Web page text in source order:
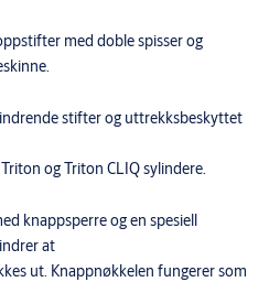
med doble spisser og
stifter og uttrekksbeskyttet
og Triton CLIQ sylindere.
knappsperre og en spesiell
at
ut. Knappnøkkelen fungerer som